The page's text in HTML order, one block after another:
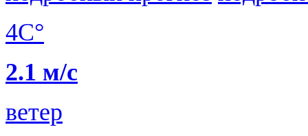
4C°
2.1 м/с
ветер